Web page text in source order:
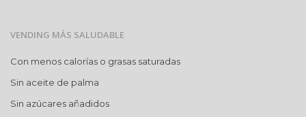
VENDING MÁS SALUDABLE
Con menos calorías o grasas saturadas
Sin aceite de palma
Sin azúcares añadidos